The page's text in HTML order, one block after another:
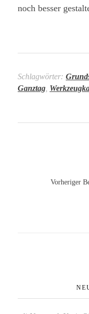
noch besser
Schlagwörter:
Ganztag
Vorheriger